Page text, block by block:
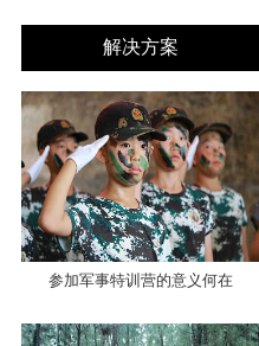
解决方案
参加军事特训营的意义何在